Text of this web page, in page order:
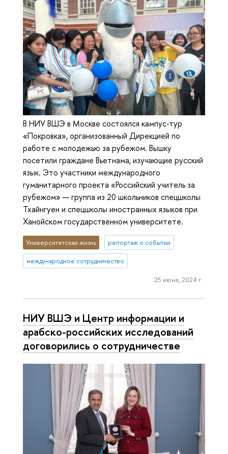
В НИУ ВШЭ в Москве состоялся кампус-тур
«Покровка», организованный Дирекцией по
работе с молодежью за рубежом. Вышку
посетили граждане Вьетнама, изучающие русский
язык. Это участники международного
гуманитарного проекта «Российский учитель за
рубежом» — группа из 20 школьников спецшколы
Тхайнгуен и спецшколы иностранных языков при
Ханойском государственном университете.
Университетская жизнь репортаж о событии
международное сотрудничество
25 июня, 2024 г.
НИУ ВШЭ и Центр информации и
арабско-российских исследований
договорились о сотрудничестве